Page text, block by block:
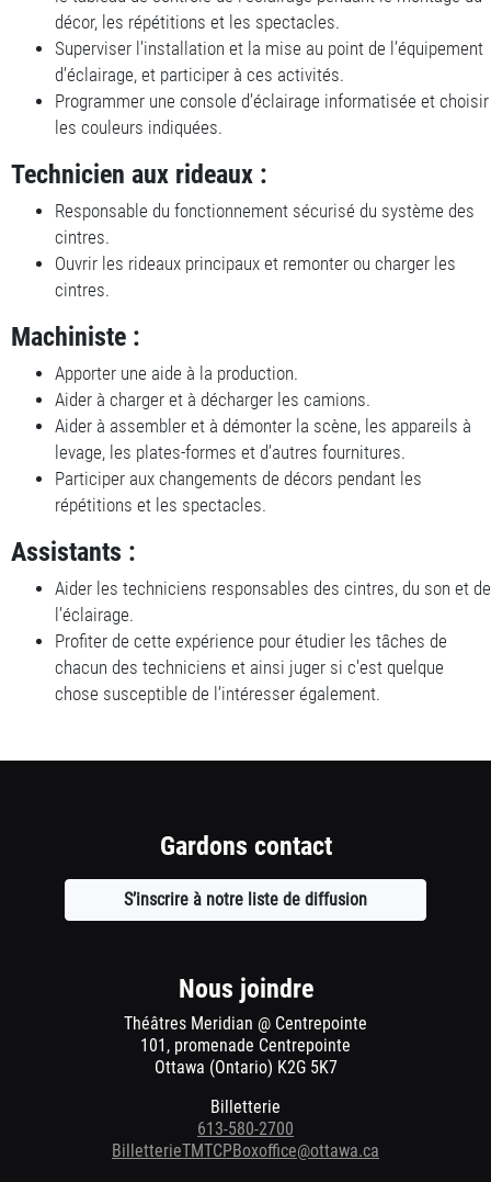
décor, les répétitions et les spectacles.
Superviser l’installation et la mise au point de l’équipement
d’éclairage, et participer à ces activités.
Programmer une console d’éclairage informatisée et choisir
les couleurs indiquées.
Technicien aux rideaux :
Responsable du fonctionnement sécurisé du système des
cintres.
Ouvrir les rideaux principaux et remonter ou charger les
cintres.
Machiniste :
Apporter une aide à la production.
Aider à charger et à décharger les camions.
Aider à assembler et à démonter la scène, les appareils à
levage, les plates-formes et d’autres fournitures.
Participer aux changements de décors pendant les
répétitions et les spectacles.
Assistants :
Aider les techniciens responsables des cintres, du son et de
l’éclairage.
Profiter de cette expérience pour étudier les tâches de
chacun des techniciens et ainsi juger si c'est quelque
chose susceptible de l’intéresser également.
Gardons contact
S’inscrire à notre liste de diffusion
une
Nous joindre
Théâtres Meridian @ Centrepointe
101, promenade Centrepointe
Ottawa (Ontario) K2G 5K7
Billetterie
613-580-2700
BilletterieTMTCPBoxoffice@ottawa.ca